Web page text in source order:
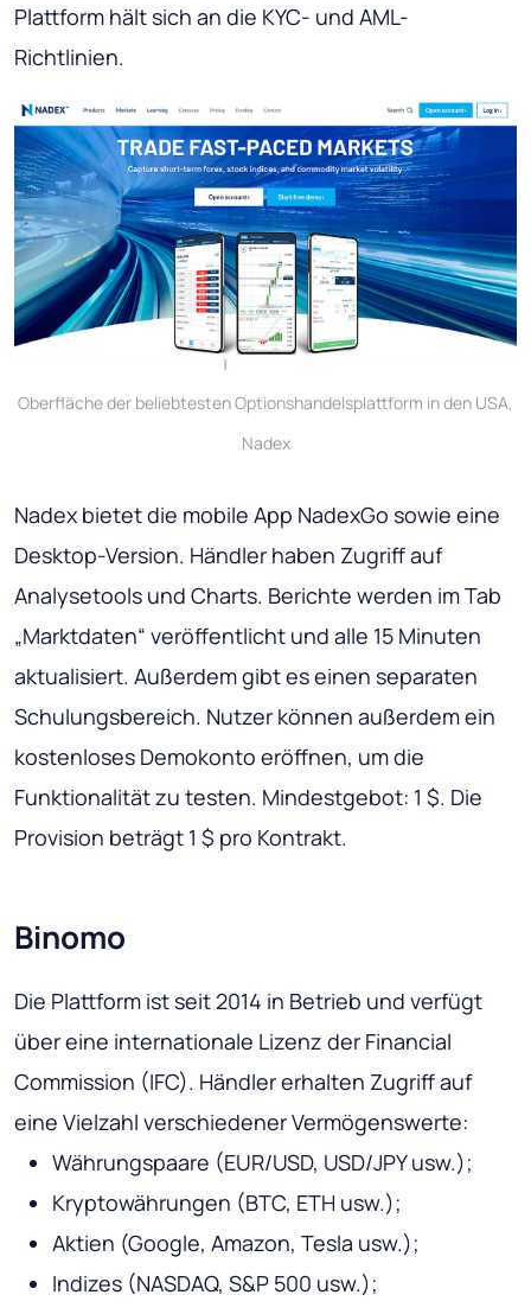
Plattform hält sich an die KYC- und AML-
Richtlinien.
Oberfläche der beliebtesten Optionshandelsplattform in den USA,
Nadex
Nadex bietet die mobile App NadexGo sowie eine
Desktop-Version. Händler haben Zugriff auf
Analysetools und Charts. Berichte werden im Tab
„Marktdaten“ veröffentlicht und alle 15 Minuten
aktualisiert. Außerdem gibt es einen separaten
Schulungsbereich. Nutzer können außerdem ein
kostenloses Demokonto eröffnen, um die
Funktionalität zu testen. Mindestgebot: 1 $. Die
Provision beträgt 1 $ pro Kontrakt.
Binomo
Die Plattform ist seit 2014 in Betrieb und verfügt
über eine internationale Lizenz der Financial
Commission (IFC). Händler erhalten Zugriff auf
eine Vielzahl verschiedener Vermögenswerte:
Währungspaare (EUR/USD, USD/JPY usw.);
Kryptowährungen (BTC, ETH usw.);
Aktien (Google, Amazon, Tesla usw.);
Indizes (NASDAQ, S&P 500 usw.);